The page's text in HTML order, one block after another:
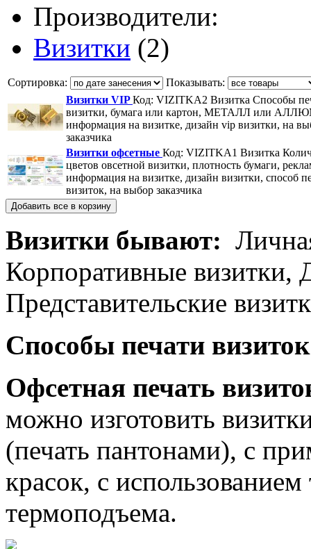
Производители:
Визитки (2)
Сортировка:
Показывать:
Визитки VIPКод: VIZITKA2 Визитка Способы
визитки, бумага или картон, МЕТАЛЛ или
информация на визитке, дизайн vip визитки, на
заказчика
Визитки офсетные Код: VIZITKA1 Визитка
цветов овсетной визитки, плотность бумаги,
информация на визитке, дизайн визитки, способ
визиток, на выбор заказчика
Визитки бывают:
Корпоративные визитки,
Представительские
Способы печати
Офсетная печать
можно изготовить
(печать пантонами), с
красок, с
термоподъема.